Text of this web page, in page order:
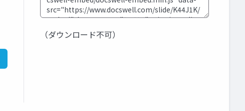
（ダウンロード不可）